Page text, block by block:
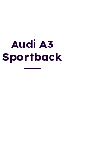
Audi A3
Sportback